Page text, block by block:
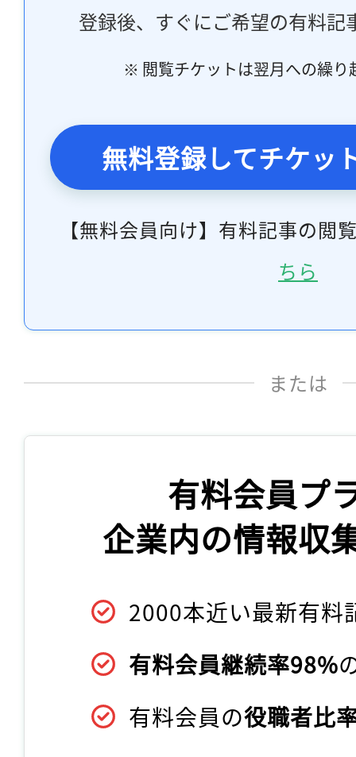
登録後、すぐにご希望の有料記
※ 閲覧チケットは翌月への繰り
無料登録してチケッ
【無料会員向け】有料記事の閲
ちら
または
有料会員プ
企業内の情報収
2000本近い最新有料
有料会員継続率98%
有料会員の役職者比